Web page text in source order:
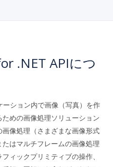
.NET APIにつ
ション内で画像（写真）を作
めの画像処理ソリューション
像処理（さまざまな画像形式
はマルチフレームの画像処理
ィックプリミティブの操作、